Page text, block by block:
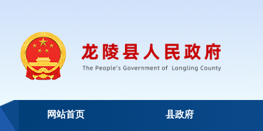
网站首页 县政府